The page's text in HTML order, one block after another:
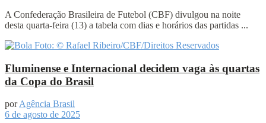
A Confederação Brasileira de Futebol (CBF) divulgou na noite
desta quarta-feira (13) a tabela com dias e horários das partidas ...
Fluminense e Internacional decidem vaga às quartas
da Copa do Brasil
por Agência Brasil
6 de agosto de 2025